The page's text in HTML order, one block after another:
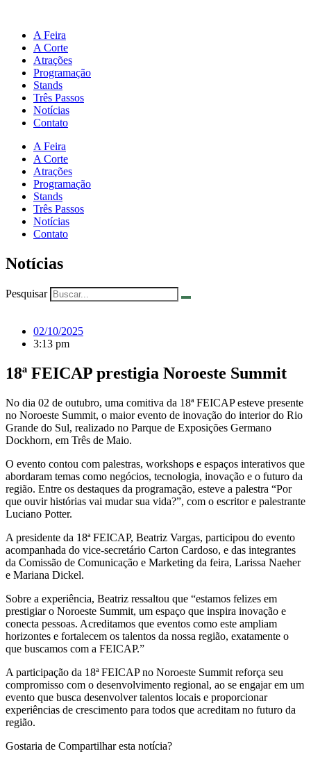
A Feira
A Corte
Atrações
Programação
Stands
Três Passos
Notícias
Contato
A Feira
A Corte
Atrações
Programação
Stands
Três Passos
Notícias
Contato
Notícias
Pesquisar
02/10/2025
3:13 pm
18ª FEICAP prestigia Noroeste Summit
No dia 02 de outubro, uma comitiva da 18ª FEICAP esteve presente
no Noroeste Summit, o maior evento de inovação do interior do Rio
Grande do Sul, realizado no Parque de Exposições Germano
Dockhorn, em Três de Maio.
O evento contou com palestras, workshops e espaços interativos que
abordaram temas como negócios, tecnologia, inovação e o futuro da
região. Entre os destaques da programação, esteve a palestra “Por
que ouvir histórias vai mudar sua vida?”, com o escritor e palestrante
Luciano Potter.
A presidente da 18ª FEICAP, Beatriz Vargas, participou do evento
acompanhada do vice-secretário Carton Cardoso, e das integrantes
da Comissão de Comunicação e Marketing da feira, Larissa Naeher
e Mariana Dickel.
Sobre a experiência, Beatriz ressaltou que “estamos felizes em
prestigiar o Noroeste Summit, um espaço que inspira inovação e
conecta pessoas. Acreditamos que eventos como este ampliam
horizontes e fortalecem os talentos da nossa região, exatamente o
que buscamos com a FEICAP.”
A participação da 18ª FEICAP no Noroeste Summit reforça seu
compromisso com o desenvolvimento regional, ao se engajar em um
evento que busca desenvolver talentos locais e proporcionar
experiências de crescimento para todos que acreditam no futuro da
região.
Gostaria de Compartilhar esta notícia?